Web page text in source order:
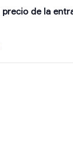
precio de la